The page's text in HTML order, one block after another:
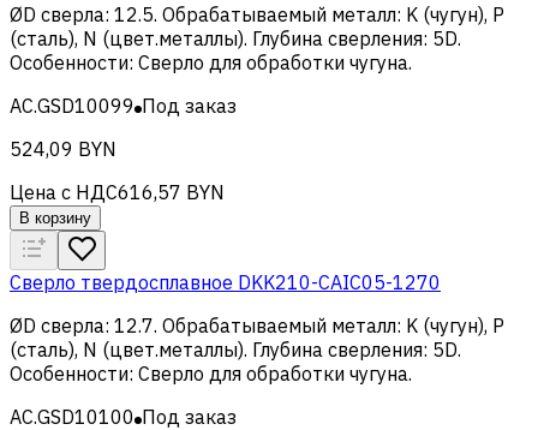
ØD сверла: 12.5. Обрабатываемый металл: K (чугун), Р
(сталь), N (цвет.металлы). Глубина сверления: 5D.
Особенности: Сверло для обработки чугуна.
AC.GSD10099 Под заказ
524,09 BYN
Цена с НДС616,57 BYN
В корзину
Сверло твердосплавное DKK210-CAIC05-1270
ØD сверла: 12.7. Обрабатываемый металл: K (чугун), Р
(сталь), N (цвет.металлы). Глубина сверления: 5D.
Особенности: Сверло для обработки чугуна.
AC.GSD10100 Под заказ